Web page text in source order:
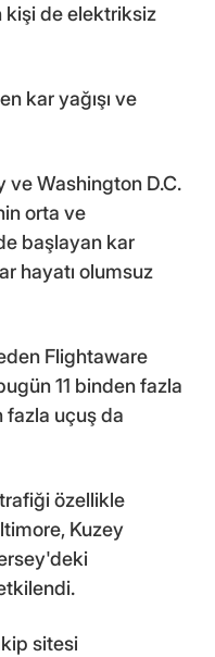
kişi de elektriksiz
kar yağışı ve
ve Washington D.C.
orta ve
başlayan kar
hayatı olumsuz
Flightaware
11 binden fazla
fazla uçuş da
trafiği özellikle
Kuzey
sitesi